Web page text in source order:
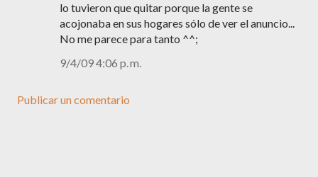
lo tuvieron que quitar porque la gente se
acojonaba en sus hogares sólo de ver el anuncio...
No me parece para tanto ^^;
9/4/09 4:06 p. m.
Publicar un comentario